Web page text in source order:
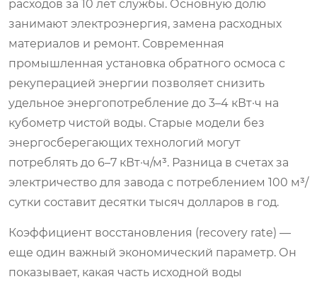
расходов за 10 лет службы. Основную долю
занимают электроэнергия, замена расходных
материалов и ремонт. Современная
промышленная установка обратного осмоса с
рекуперацией энергии позволяет снизить
удельное энергопотребление до 3–4 кВт·ч на
кубометр чистой воды. Старые модели без
энергосберегающих технологий могут
потреблять до 6–7 кВт·ч/м³. Разница в счетах за
электричество для завода с потреблением 100 м³/
сутки составит десятки тысяч долларов в год.
Коэффициент восстановления (recovery rate) —
еще один важный экономический параметр. Он
показывает, какая часть исходной воды